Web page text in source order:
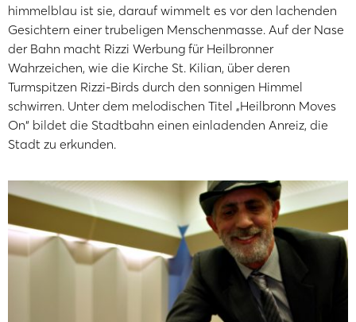
himmelblau ist sie, darauf wimmelt es vor den lachenden
Gesichtern einer trubeligen Menschenmasse. Auf der Nase
der Bahn macht Rizzi Werbung für Heilbronner
Wahrzeichen, wie die Kirche St. Kilian, über deren
Turmspitzen Rizzi-Birds durch den sonnigen Himmel
schwirren. Unter dem melodischen Titel „Heilbronn Moves
On“ bildet die Stadtbahn einen einladenden Anreiz, die
Stadt zu erkunden.